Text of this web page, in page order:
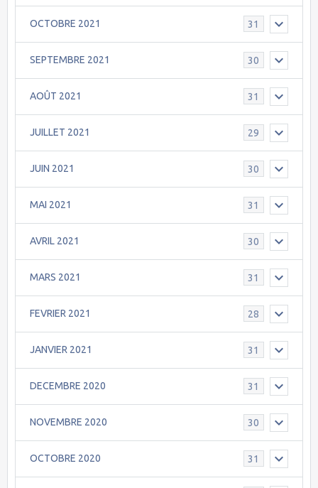
OCTOBRE 2021 31
SEPTEMBRE 2021 30
AOÛT 2021 31
JUILLET 2021 29
JUIN 2021 30
MAI 2021 31
AVRIL 2021 30
MARS 2021 31
FEVRIER 2021 28
JANVIER 2021 31
DECEMBRE 2020 31
NOVEMBRE 2020 30
OCTOBRE 2020 31